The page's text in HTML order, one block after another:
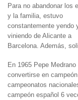
Para no abandonar los
y la familia, estuvo
constantemente yendo
viniendo de Alicante a
Barcelona. Además,
En 1965 Pepe
convertirse en
campeonatos
campeón español 6